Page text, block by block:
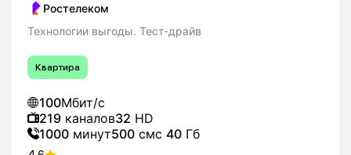
Ростелеком
Технологии выгоды. Тест-драйв
Квартира
100Мбит/с
219 каналов32 HD
1000 минут500 смс 40 Гб